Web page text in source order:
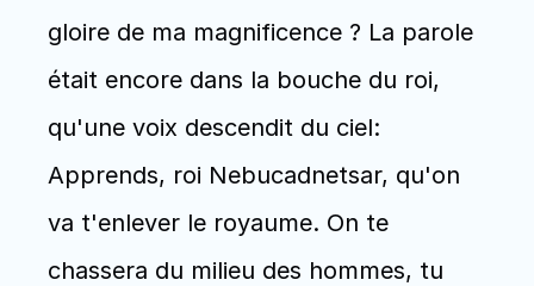
gloire de ma magnificence ? La parole
était encore dans la bouche du roi,
qu'une voix descendit du ciel:
Apprends, roi Nebucadnetsar, qu'on
va t'enlever le royaume. On te
chassera du milieu des hommes, tu